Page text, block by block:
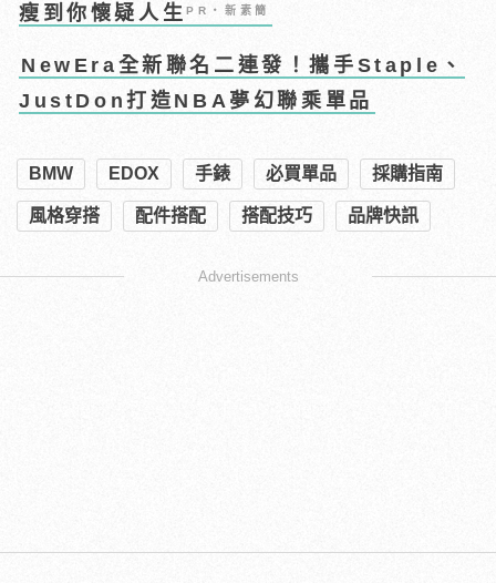
瘦到你懷疑人生PR・新素簡
NewEra全新聯名二連發！攜手Staple、
JustDon打造NBA夢幻聯乘單品
BMW EDOX 手錶 必買單品 採購指南
風格穿搭 配件搭配 搭配技巧 品牌快訊
Advertisements